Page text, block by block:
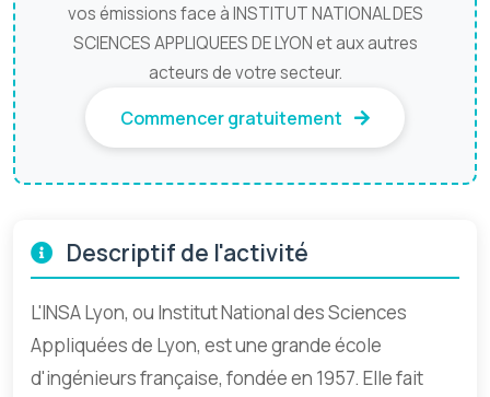
vos émissions face à INSTITUT NATIONAL DES
SCIENCES APPLIQUEES DE LYON et aux autres
acteurs de votre secteur.
Commencer gratuitement
Descriptif de l'activité
L'INSA Lyon, ou Institut National des Sciences
Appliquées de Lyon, est une grande école
d'ingénieurs française, fondée en 1957. Elle fait